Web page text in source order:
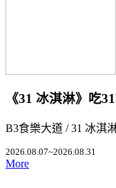
《31 冰淇淋》吃
B3食樂大道 / 31 冰淇
2026.08.07~2026.08.31
More